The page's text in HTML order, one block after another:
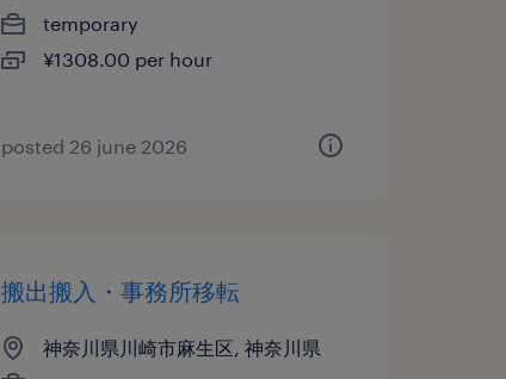
temporary
¥1308.00 per hour
posted 26 june 2026
搬出搬入・事務所移転
神奈川県川崎市麻生区, 神奈川県